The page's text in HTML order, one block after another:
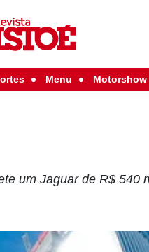
Menu Motorshow
um Jaguar de R$ 540